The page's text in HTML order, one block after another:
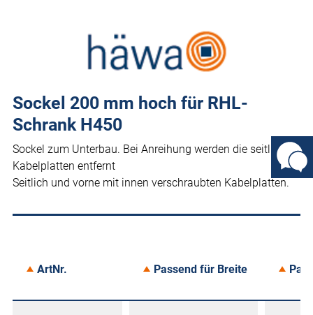
Sockel 200 mm hoch für RHL-
Schrank H450
Sockel zum Unterbau. Bei Anreihung werden die seitlichen
Kabelplatten entfernt
Seitlich und vorne mit innen verschraubten Kabelplatten.
ArtNr. Passend für Breite